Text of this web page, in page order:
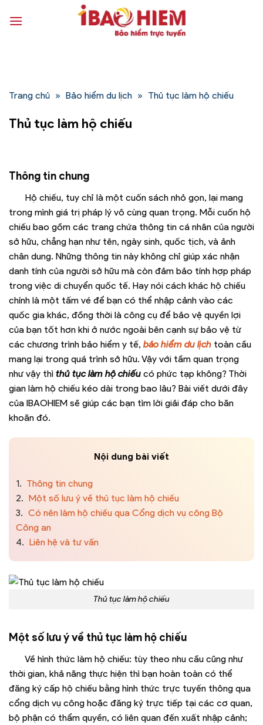
qua
Trang chủ » Bảo hiểm du lịch » Thủ tục làm hộ chiếu
Thủ tục làm hộ chiếu
Thông tin chung
Hộ chiếu, tuy chỉ là một cuốn sách nhỏ gọn, lại mang
trong mình giá trị pháp lý vô cùng quan trọng. Mỗi cuốn hộ
chiếu bao gồm các trang chứa thông tin cá nhân của người
sở hữu, chẳng hạn như tên, ngày sinh, quốc tịch, và ảnh
chân dung. Những thông tin này không chỉ giúp xác nhận
danh tính của người sở hữu mà còn đảm bảo tính hợp pháp
trong việc di chuyển quốc tế. Hay nói cách khác hộ chiếu
chính là một tấm vé để bạn có thể nhập cảnh vào các
quốc gia khác, đồng thời là công cụ để bảo vệ quyền lợi
của bạn tốt hơn khi ở nước ngoài bên cạnh sự bảo vệ từ
các chương trình bảo hiểm y tế, bảo hiểm du lịch toàn cầu
mang lại trong quá trình sở hữu. Vậy với tầm quan trọng
như vậy thì thủ tục làm hộ chiếu có phức tạp không? Thời
gian làm hộ chiếu kéo dài trong bao lâu? Bài viết dưới đây
của IBAOHIEM sẽ giúp các bạn tìm lời giải đáp cho băn
khoăn đó.
Nội dung bài viết
1. Thông tin chung
2. Một số lưu ý về thủ tục làm hộ chiếu
3. Có nên làm hộ chiếu qua Cổng dịch vụ công Bộ
Công an
4. Liên hệ và tư vấn
Thủ tục làm hộ chiếu
Một số lưu ý về thủ tục làm hộ chiếu
Về hình thức làm hộ chiếu: tùy theo nhu cầu cũng như
thời gian, khả năng thực hiện thì bạn hoàn toàn có thể
đăng ký cấp hộ chiếu bằng hình thức trực tuyến thông qua
cổng dịch vụ công hoặc đăng ký trực tiếp tại các cơ quan,
bộ phận có thẩm quyền, có liên quan đến xuất nhập cảnh;